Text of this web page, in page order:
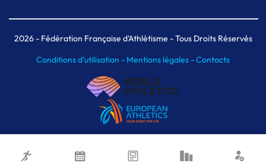
Meeting de Paris indoor
MAIF Ekiden de Paris
2026- Fédération Française d'Athlétisme - Tous Droits Réservés
Conditions d'utilisation - Mentions légales -Contacts